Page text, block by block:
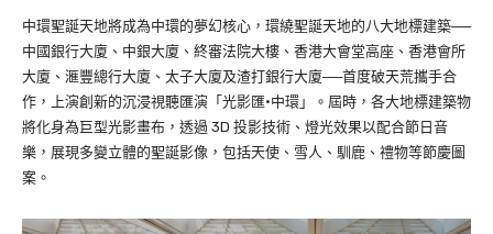
中環聖誕天地將成為中環的夢幻核心，環繞聖誕天地的八大地標建築──
中國銀行大廈、中銀大廈、終審法院大樓、香港大會堂高座、香港會所
大廈、滙豐總行大廈、太子大廈及渣打銀行大廈──首度破天荒攜手合
作，上演創新的沉浸視聽匯演「光影匯·中環」。屆時，各大地標建築物
將化身為巨型光影畫布，透過 3D 投影技術、燈光效果以配合節日音
樂，展現多變立體的聖誕影像，包括天使、雪人、馴鹿、禮物等節慶圖
案。